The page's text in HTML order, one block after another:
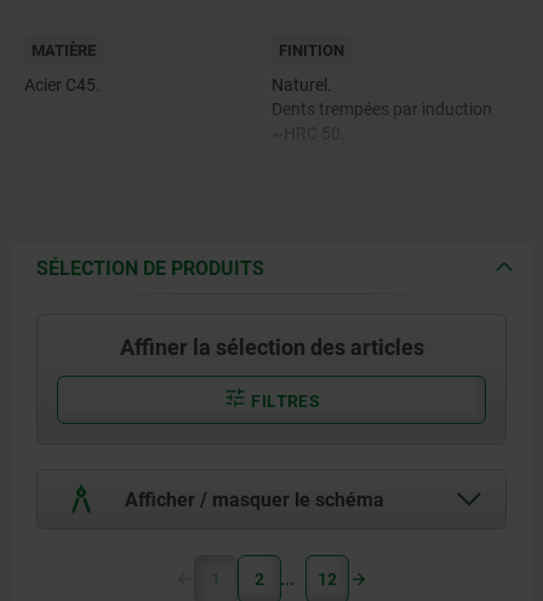
MATIÈRE
Acier C45.
FINITION
Naturel.
Dents trempées par induction
SÉLECTION DE PRODUITS
Affiner la sélection des articles
FILTRES
Afficher / masquer le schéma
1 2 12